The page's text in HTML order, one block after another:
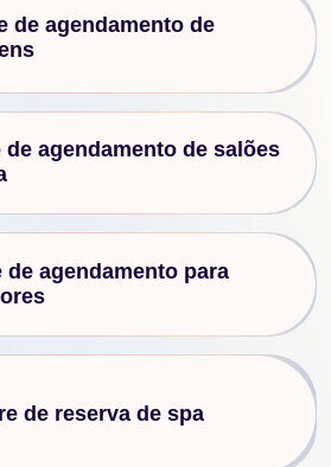
de agendamento de
de agendamento de salões
de agendamento para
de reserva de spa